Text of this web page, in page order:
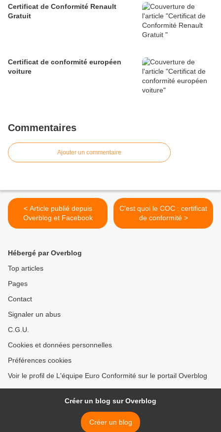
Certificat de Conformité Renault
Gratuit
Certificat de conformité européen
voiture
Commentaires
Ajouter un commentaire
< Article publié depuis
Overblog et Facebook
C'est quoi le COC : certificat
de conformité >
Hébergé par Overblog
Top articles
Pages
Contact
Signaler un abus
C.G.U.
Cookies et données personnelles
Préférences cookies
Voir le profil de L'équipe Euro Conformité sur le portail Overblog
Créer un blog sur Overblog
Créer un blog